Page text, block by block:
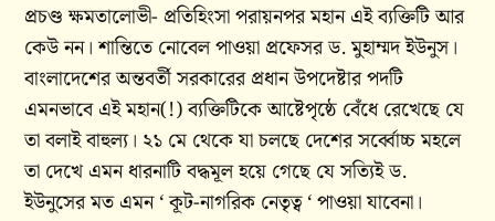
প্রচণ্ড ক্ষমতালোভী- প্রতিহিংসা পরায়নপর মহান এই ব্যক্তিটি আর
কেউ নন। শান্তিতে নোবেল পাওয়া প্রফেসর ড. মুহাম্মদ ইউনুস।
বাংলাদেশের অন্তবর্তী সরকারের প্রধান উপদেষ্টার পদটি
এমনভাবে এই মহান(!) ব্যক্তিটিকে আষ্টেপৃষ্ঠে বেঁধে রেখেছে যে
তা বলাই বাহুল্য। ২১ মে থেকে যা চলছে দেশের সর্ব্বোচ্চ মহলে
তা দেখে এমন ধারনাটি বদ্ধমূল হয়ে গেছে যে সত্যিই ড.
ইউনুসের মত এমন ‘ কূট-নাগরিক নেতৃত্ব ‘ পাওয়া যাবেনা।